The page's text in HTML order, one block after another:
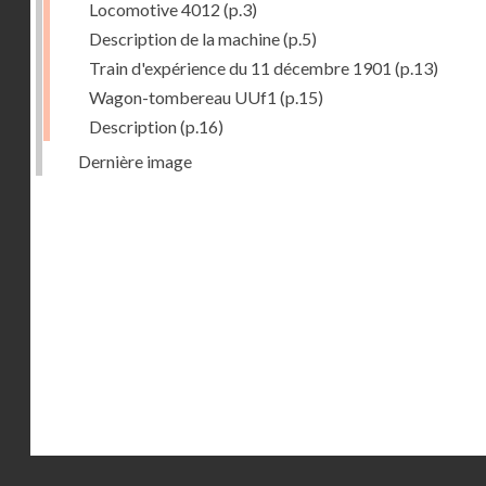
Locomotive 4012 (p.3)
Description de la machine(p.5)
Train d'expérience du 11 décembre 1901 (p.13)
Wagon-tombereau UUf1 (p.15)
Description(p.16)
Dernière image